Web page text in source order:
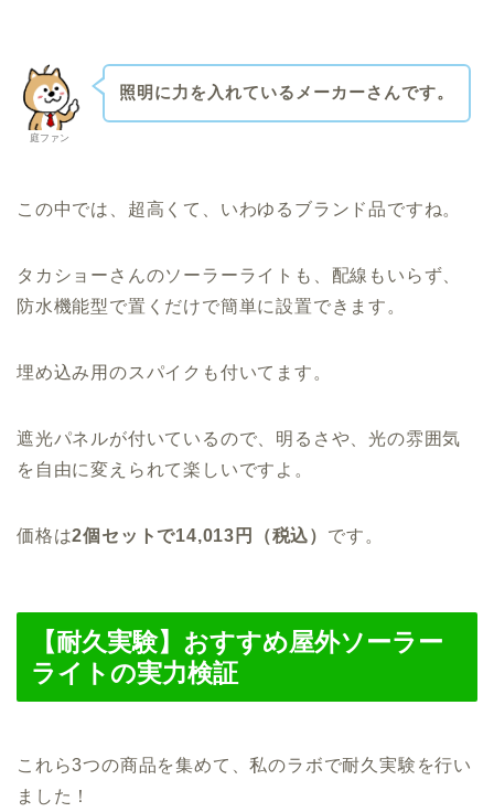
庭ファン
照明に力を入れているメーカーさんです。
この中では、超高くて、いわゆるブランド品ですね。
タカショーさんのソーラーライトも、配線もいらず、
防水機能型で置くだけで簡単に設置できます。
埋め込み用のスパイクも付いてます。
遮光パネルが付いているので、明るさや、光の雰囲気
を自由に変えられて楽しいですよ。
価格は2個セットで14,013円（税込） です。
【耐久実験】おすすめ屋外ソーラー
ライトの実力検証
これら3つの商品を集めて、私のラボで耐久実験を行い
ました！